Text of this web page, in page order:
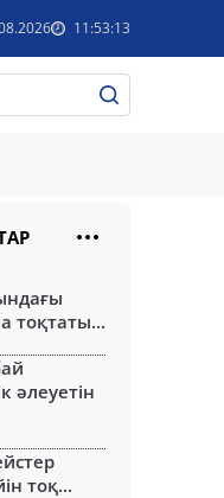
11:53:13
тоқтаты...
әлеуетін
тоқ...